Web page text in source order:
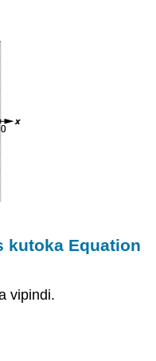
kutoka Equation
vipindi.